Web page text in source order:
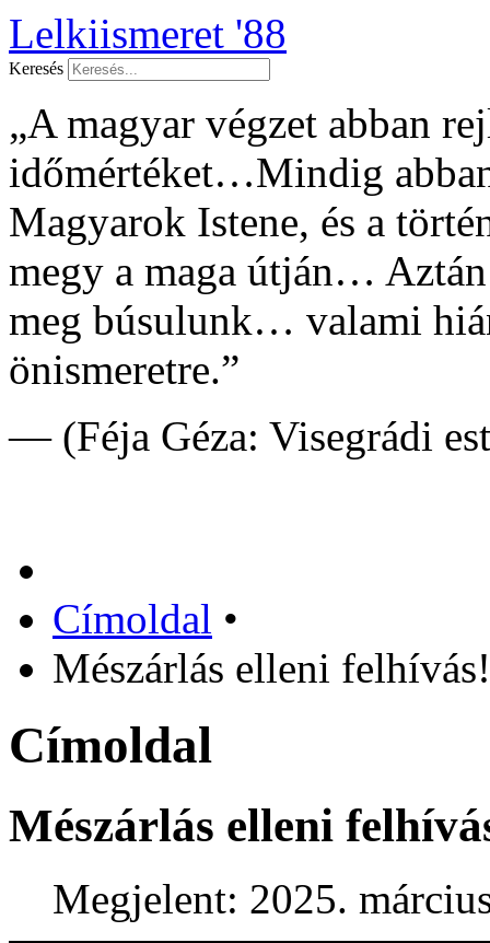
Lelkiismeret '88
Keresés
„A magyar végzet abban
időmértéket…Mindig
Magyarok Istene, és a
megy a maga útján…
meg búsulunk… valami
önismeretre.”
— (Féja Géza: Visegrádi
Címoldal •
Mészárlás elleni felhívás!
Címoldal
Mészárlás elleni
Megjelent: 2025.